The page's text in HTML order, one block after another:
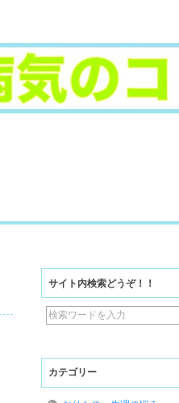
サイト内検索どうぞ！！
カテゴリー